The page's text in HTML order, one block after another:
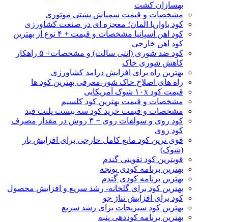
بهسازان کشت
مشخصات و قیمت سمپاش پشتی موتوری
کود باواریا المان؛ معجزه ای در صنعت کشاورزی
کود اهن اسپانیا مشخصات و قیمت + ۴ نوع از بهترین
کود اهن خارجی
کود ضد شوری (انتی سالت) و مشخصات+ ۵ راهکار
کاهش شوری خاک
بهترین راه برای افزایش درامد کشاورزی
راه های اصلاح خاک شور-معرفی بهترین کود ها
قیمت کود ۱۰x شوک آمریکایی
مشخصات و قیمت بهترین کود کلسیم
مشخصات و قیمت خرید کود سه بیست پلنت فید
کود روی و سولفات روی + ۳ روش در مقدار مصرف
کود روی
قوی ترین کود مایع کامل خارجی برای افزایش بار
(شوک)
قویترین کود تقویتی گندم
بهترین برنامه کودی یونجه
بهترین برنامه کودی گندم
بهترین کود برای گلخانه- رشد سریع و افزایش محصول
کود برای افزایش تناژ جو
بهترین کود سبزیجات برای رشد سریع
بهترین برنامه کوددهی پنبه